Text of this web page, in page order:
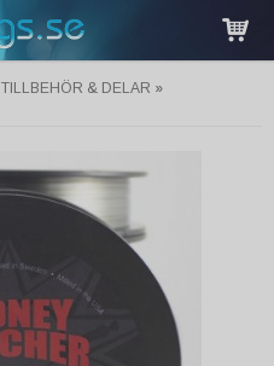
TILLBEHÖR & DELAR »